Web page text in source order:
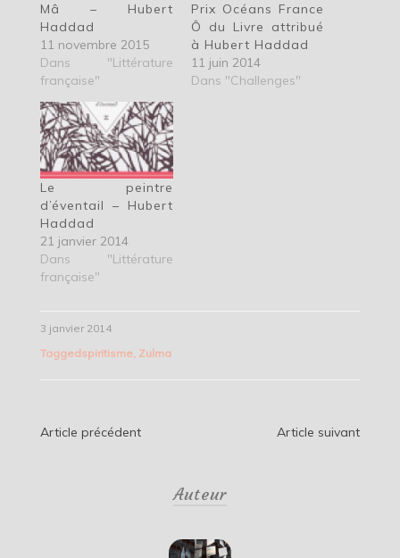
Mâ – Hubert
Haddad
11 novembre 2015
Dans "Littérature
française"
Prix Océans France
Ô du Livre attribué
à Hubert Haddad
11 juin 2014
Dans "Challenges"
Le peintre
d’éventail – Hubert
Haddad
21 janvier 2014
Dans "Littérature
française"
3 janvier 2014
Taggedspiritisme, Zulma
Navigation
Article précédent Article suivant
Auteur